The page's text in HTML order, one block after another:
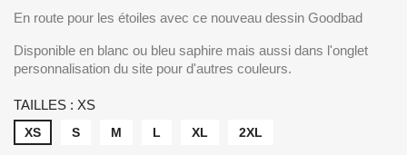
En route pour les étoiles avec ce nouveau dessin Goodbad
Disponible en blanc ou bleu saphire mais aussi dans l'onglet
personnalisation du site pour d'autres couleurs.
TAILLES : XS
XS S M L XL 2XL